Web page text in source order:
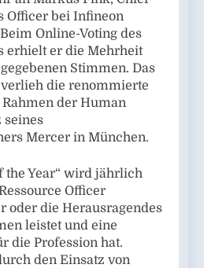
Officer bei Infineon
Online-Voting des
erhielt er die Mehrheit
Stimmen. Das
die renommierte
der Human
seines
Mercer in München.
the Year“ wird jährlich
Officer
oder die Herausragendes
leistet und eine
die Profession hat.
den Einsatz von